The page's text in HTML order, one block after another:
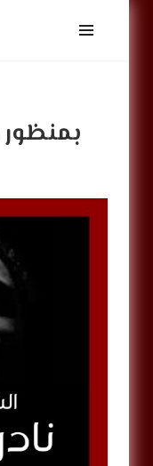
بمنظور